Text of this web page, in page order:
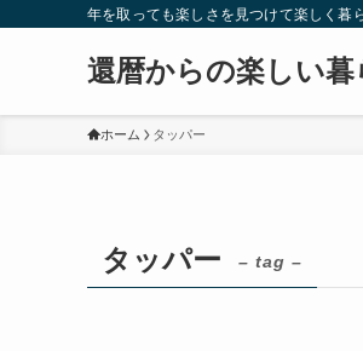
年を取っても楽しさを見つけて楽しく暮
還暦からの楽しい暮
ホーム タッパー
タッパー – tag –